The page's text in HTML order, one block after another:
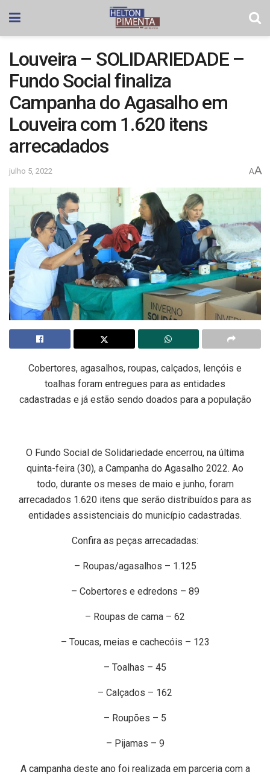
Louveira – SOLIDARIEDADE –
Fundo Social finaliza
Campanha do Agasalho em
Louveira com 1.620 itens
arrecadados
julho 5, 2022 AA
Cobertores, agasalhos, roupas, calçados, lençóis e
toalhas foram entregues para as entidades
cadastradas e já estão sendo doados para a população
O Fundo Social de Solidariedade encerrou, na última
quinta-feira (30), a Campanha do Agasalho 2022. Ao
todo, durante os meses de maio e junho, foram
arrecadados 1.620 itens que serão distribuídos para as
entidades assistenciais do município cadastradas.
Confira as peças arrecadadas:
– Roupas/agasalhos – 1.125
– Cobertores e edredons – 89
– Roupas de cama – 62
– Toucas, meias e cachecóis – 123
– Toalhas – 45
– Calçados – 162
– Roupões – 5
– Pijamas – 9
A campanha deste ano foi realizada em parceria com a